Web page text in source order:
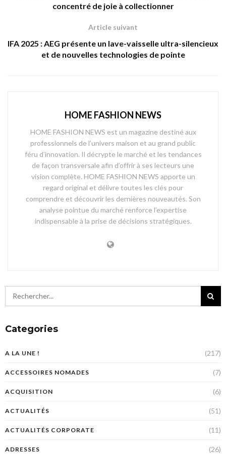
concentré de joie à collectionner
Article suivant
IFA 2025 : AEG présente un lave-vaisselle ultra-silencieux
et de nouvelles technologies de pointe
HOME FASHION NEWS
HOME FASHION NEWS est un magazine destiné aux
professionnels de l’univers maison et au grand public
féru d’innovation. Il décrypte le marché et les tendances
de façon transversale afin d’offrir à ses lecteurs une
vision complète. HOME FASHION NEWS apporte un
regard original et délivre toutes les clés pour
comprendre et découvrir les dernières nouveautés. Son
analyse pointue du marché renforce l’expertise
indispensable à la prise de décisions stratégiques.
Categories
A LA UNE ! (217)
ACCESSOIRES NOMADES (7)
ACQUISITION (6)
ACTUALITÉS (51)
ACTUALITÉS CORPORATE (11)
ADRESSES (26)